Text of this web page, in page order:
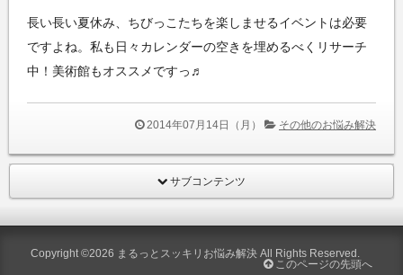
長い長い夏休み、ちびっこたちを楽しませるイベントは必要
ですよね。私も日々カレンダーの空きを埋めるべくリサーチ
中！美術館もオススメですっ♬
2014年07月14日（月） その他のお悩み解決
サブコンテンツ
Copyright ©2026 まるっとスッキリお悩み解決 All Rights Reserved.
このページの先頭へ